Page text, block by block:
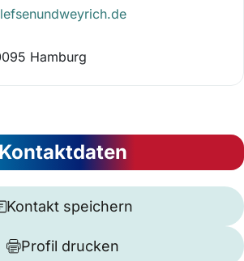
Hamburg
Kontaktdaten
Kontakt speichern
Profil drucken